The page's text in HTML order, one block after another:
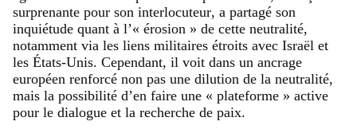
surprenante pour son interlocuteur, a partagé son
inquiétude quant à l’« érosion » de cette neutralité,
notamment via les liens militaires étroits avec Israël et
les États-Unis. Cependant, il voit dans un ancrage
européen renforcé non pas une dilution de la neutralité,
mais la possibilité d’en faire une « plateforme » active
pour le dialogue et la recherche de paix.